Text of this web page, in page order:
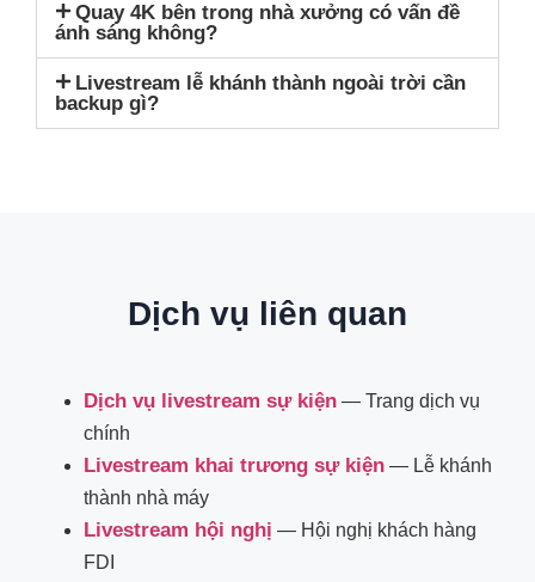
Quay 4K bên trong nhà xưởng có vấn đề
ánh sáng không?
Livestream lễ khánh thành ngoài trời cần
backup gì?
Dịch vụ liên quan
Dịch vụ livestream sự kiện — Trang dịch vụ
chính
Livestream khai trương sự kiện — Lễ khánh
thành nhà máy
Livestream hội nghị — Hội nghị khách hàng
FDI